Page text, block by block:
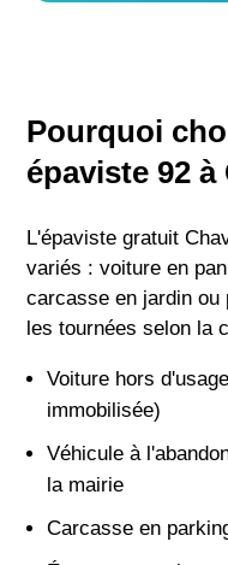
Pourquoi
épaviste 92 à
L'épaviste gratuit
variés : voiture en
carcasse en jardin
les tournées selon la
Voiture hors
immobilisée)
Véhicule à
la mairie
Carcasse en